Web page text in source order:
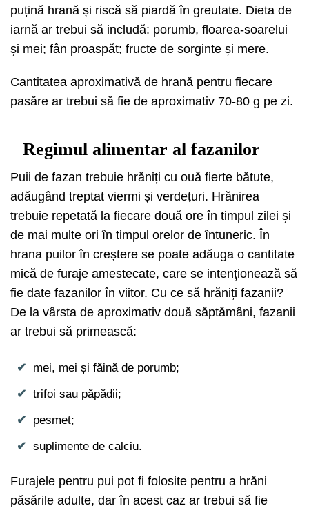
puțină hrană și riscă să piardă în greutate. Dieta de
iarnă ar trebui să includă: porumb, floarea-soarelui
și mei; fân proaspăt; fructe de sorginte și mere.
Cantitatea aproximativă de hrană pentru fiecare
pasăre ar trebui să fie de aproximativ 70-80 g pe zi.
Regimul alimentar al fazanilor
Puii de fazan trebuie hrăniți cu ouă fierte bătute,
adăugând treptat viermi și verdețuri. Hrănirea
trebuie repetată la fiecare două ore în timpul zilei și
de mai multe ori în timpul orelor de întuneric. În
hrana puilor în creștere se poate adăuga o cantitate
mică de furaje amestecate, care se intenționează să
fie date fazanilor în viitor. Cu ce să hrăniți fazanii?
De la vârsta de aproximativ două săptămâni, fazanii
ar trebui să primească:
mei, mei și făină de porumb;
trifoi sau păpădii;
pesmet;
suplimente de calciu.
Furajele pentru pui pot fi folosite pentru a hrăni
păsările adulte, dar în acest caz ar trebui să fie